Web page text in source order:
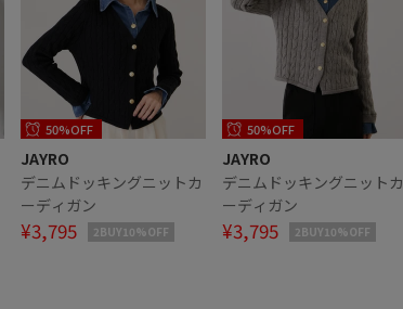
50%OFF
JAYRO
デニムドッキングニットカ
ーディガン
¥3,795 2BUY10%OFF
50%OFF
JAYRO
デニムドッキングニットカ
ーディガン
¥3,795 2BUY10%OFF